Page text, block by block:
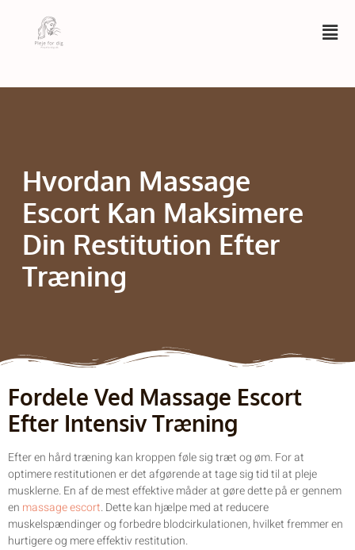
Hvordan Massage
Escort Kan Maksimere
Din Restitution Efter
Træning
Fordele Ved Massage Escort
Efter Intensiv Træning
Efter en hård træning kan kroppen føle sig træt og øm. For at
optimere restitutionen er det afgørende at tage sig tid til at pleje
musklerne. En af de mest effektive måder at gøre dette på er gennem
en massage escort. Dette kan hjælpe med at reducere
muskelspændinger og forbedre blodcirkulationen, hvilket fremmer en
hurtigere og mere effektiv restitution.